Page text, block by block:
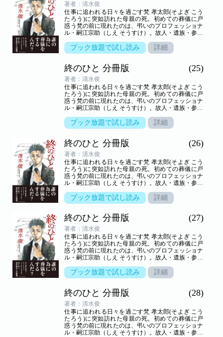
著者：清水俊
仕事に追われる日々を過ごす梵 孝太郎(そよぎ こう
たろう)に突如訪れた母親の死。初めての葬儀に戸
惑う梵の前に現れたのは、弔いのプロフェッショナ
ル・嗣江宗助（しえ そうすけ）。故人・遺族・参列
世界を新鋭が描き出す――命の終わりのヒューマン
ドラマ。
ブック放題で試し読み 詳細
終のひと 分冊版 (25)
著者：清水俊
仕事に追われる日々を過ごす梵 孝太郎(そよぎ こう
たろう)に突如訪れた母親の死。初めての葬儀に戸
惑う梵の前に現れたのは、弔いのプロフェッショナ
ル・嗣江宗助（しえ そうすけ）。故人・遺族・参列
世界を新鋭が描き出す――命の終わりのヒューマン
ドラマ。
ブック放題で試し読み 詳細
終のひと 分冊版 (26)
著者：清水俊
仕事に追われる日々を過ごす梵 孝太郎(そよぎ こう
たろう)に突如訪れた母親の死。初めての葬儀に戸
惑う梵の前に現れたのは、弔いのプロフェッショナ
ル・嗣江宗助（しえ そうすけ）。故人・遺族・参列
世界を新鋭が描き出す――命の終わりのヒューマン
ドラマ。
ブック放題で試し読み 詳細
終のひと 分冊版 (27)
著者：清水俊
仕事に追われる日々を過ごす梵 孝太郎(そよぎ こう
たろう)に突如訪れた母親の死。初めての葬儀に戸
惑う梵の前に現れたのは、弔いのプロフェッショナ
ル・嗣江宗助（しえ そうすけ）。故人・遺族・参列
世界を新鋭が描き出す――命の終わりのヒューマン
ドラマ。
ブック放題で試し読み 詳細
終のひと 分冊版 (28)
著者：清水俊
仕事に追われる日々を過ごす梵 孝太郎(そよぎ こう
たろう)に突如訪れた母親の死。初めての葬儀に戸
惑う梵の前に現れたのは、弔いのプロフェッショナ
ル・嗣江宗助（しえ そうすけ）。故人・遺族・参列